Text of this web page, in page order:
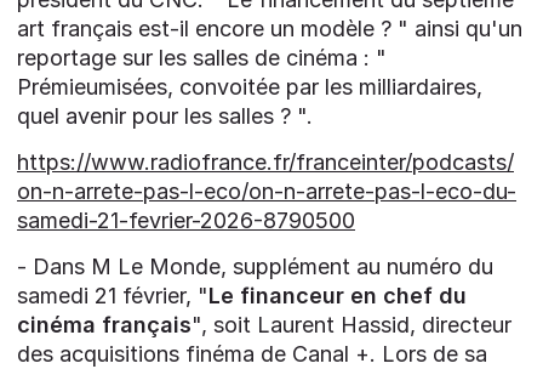
art français est-il encore un modèle ? " ainsi qu'un
reportage sur les salles de cinéma : "
Prémieumisées, convoitée par les milliardaires,
quel avenir pour les salles ? ".
https://www.radiofrance.fr/franceinter/podcasts/
on-n-arrete-pas-l-eco/on-n-arrete-pas-l-eco-du-
samedi-21-fevrier-2026-8790500
- Dans M Le Monde, supplément au numéro du
samedi 21 février, "Le financeur en chef du
cinéma français", soit Laurent Hassid, directeur
des acquisitions finéma de Canal +. Lors de sa